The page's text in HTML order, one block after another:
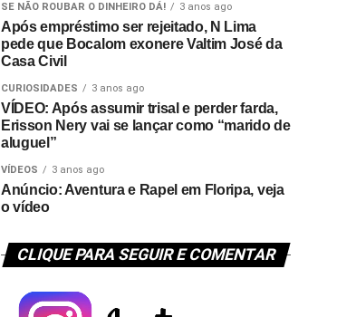
SE NÃO ROUBAR O DINHEIRO DÁ! 3 anos ago
Após empréstimo ser rejeitado, N Lima
pede que Bocalom exonere Valtim José da
Casa Civil
CURIOSIDADES 3 anos ago
VÍDEO: Após assumir trisal e perder farda,
Erisson Nery vai se lançar como “marido de
aluguel”
VÍDEOS 3 anos ago
Anúncio: Aventura e Rapel em Floripa, veja
o vídeo
CLIQUE PARA SEGUIR E COMENTAR